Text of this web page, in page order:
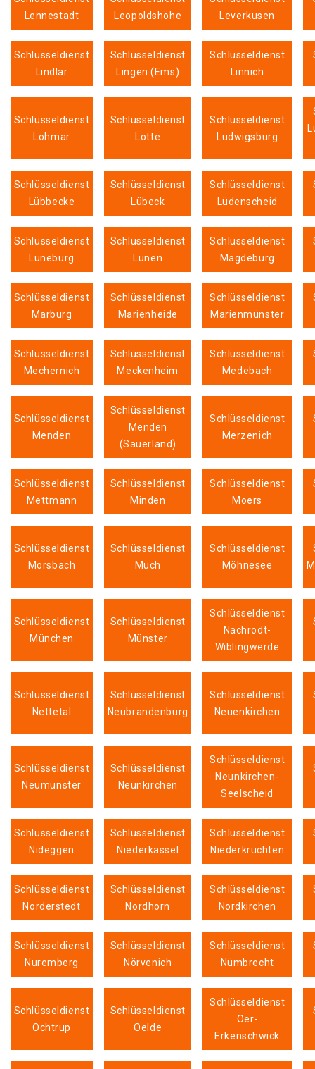
Lennestadt
Leopoldshöhe
Leverkusen
Schlüsseldienst
Lindlar
Schlüsseldienst
Lingen (Ems)
Schlüsseldienst
Linnich
Schlüsseldienst
Lohmar
Schlüsseldienst
Lotte
Schlüsseldienst
Ludwigsburg
Schlüsseldienst
Lübbecke
Schlüsseldienst
Lübeck
Schlüsseldienst
Lüdenscheid
Schlüsseldienst
Lüneburg
Schlüsseldienst
Lünen
Schlüsseldienst
Magdeburg
Schlüsseldienst
Marburg
Schlüsseldienst
Marienheide
Schlüsseldienst
Marienmünster
Schlüsseldienst
Mechernich
Schlüsseldienst
Meckenheim
Schlüsseldienst
Medebach
Schlüsseldienst
Menden
Schlüsseldienst
Menden
(Sauerland)
Schlüsseldienst
Merzenich
Schlüsseldienst
Mettmann
Schlüsseldienst
Minden
Schlüsseldienst
Moers
Schlüsseldienst
Morsbach
Schlüsseldienst
Much
Schlüsseldienst
Möhnesee
Schlüsseldienst
München
Schlüsseldienst
Münster
Schlüsseldienst
Nachrodt-
Wiblingwerde
Schlüsseldienst
Nettetal
Schlüsseldienst
Neubrandenburg
Schlüsseldienst
Neuenkirchen
Schlüsseldienst
Neumünster
Schlüsseldienst
Neunkirchen
Schlüsseldienst
Neunkirchen-
Seelscheid
Schlüsseldienst
Nideggen
Schlüsseldienst
Niederkassel
Schlüsseldienst
Niederkrüchten
Schlüsseldienst
Norderstedt
Schlüsseldienst
Nordhorn
Schlüsseldienst
Nordkirchen
Schlüsseldienst
Nuremberg
Schlüsseldienst
Nörvenich
Schlüsseldienst
Nümbrecht
Schlüsseldienst
Ochtrup
Schlüsseldienst
Oelde
Schlüsseldienst
Oer-
Erkenschwick